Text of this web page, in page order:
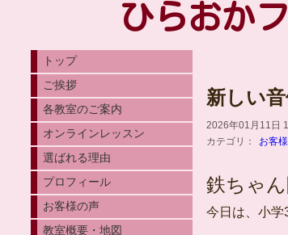
ひらおか
新しい
2026年01月11日
カテゴリ：
お客
鉄ちゃん
今日は、小学
トップ
ご挨拶
各教室のご案内
オンラインレッスン
選ばれる理由
プロフィール
お客様の声
教室概要・地図